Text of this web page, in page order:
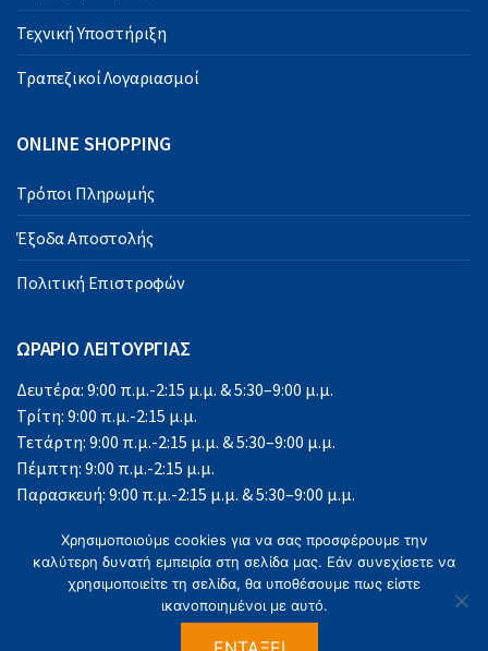
Τεχνική Υποστήριξη
Τραπεζικοί Λογαριασμοί
ONLINE SHOPPING
Τρόποι Πληρωμής
Έξοδα Αποστολής
Πολιτική Επιστροφών
ΩΡΑΡΙΟ ΛΕΙΤΟΥΡΓΙΑΣ
Δευτέρα: 9:00 π.μ.-2:15 μ.μ. & 5:30–9:00 μ.μ.
Τρίτη: 9:00 π.μ.-2:15 μ.μ.
Τετάρτη: 9:00 π.μ.-2:15 μ.μ. & 5:30–9:00 μ.μ.
Πέμπτη: 9:00 π.μ.-2:15 μ.μ.
Παρασκευή: 9:00 π.μ.-2:15 μ.μ. & 5:30–9:00 μ.μ.
Κυριακή: Κλειστά
Χρησιμοποιούμε cookies για να σας προσφέρουμε την
καλύτερη δυνατή εμπειρία στη σελίδα μας. Εάν συνεχίσετε να
χρησιμοποιείτε τη σελίδα, θα υποθέσουμε πως είστε
ικανοποιημένοι με αυτό.